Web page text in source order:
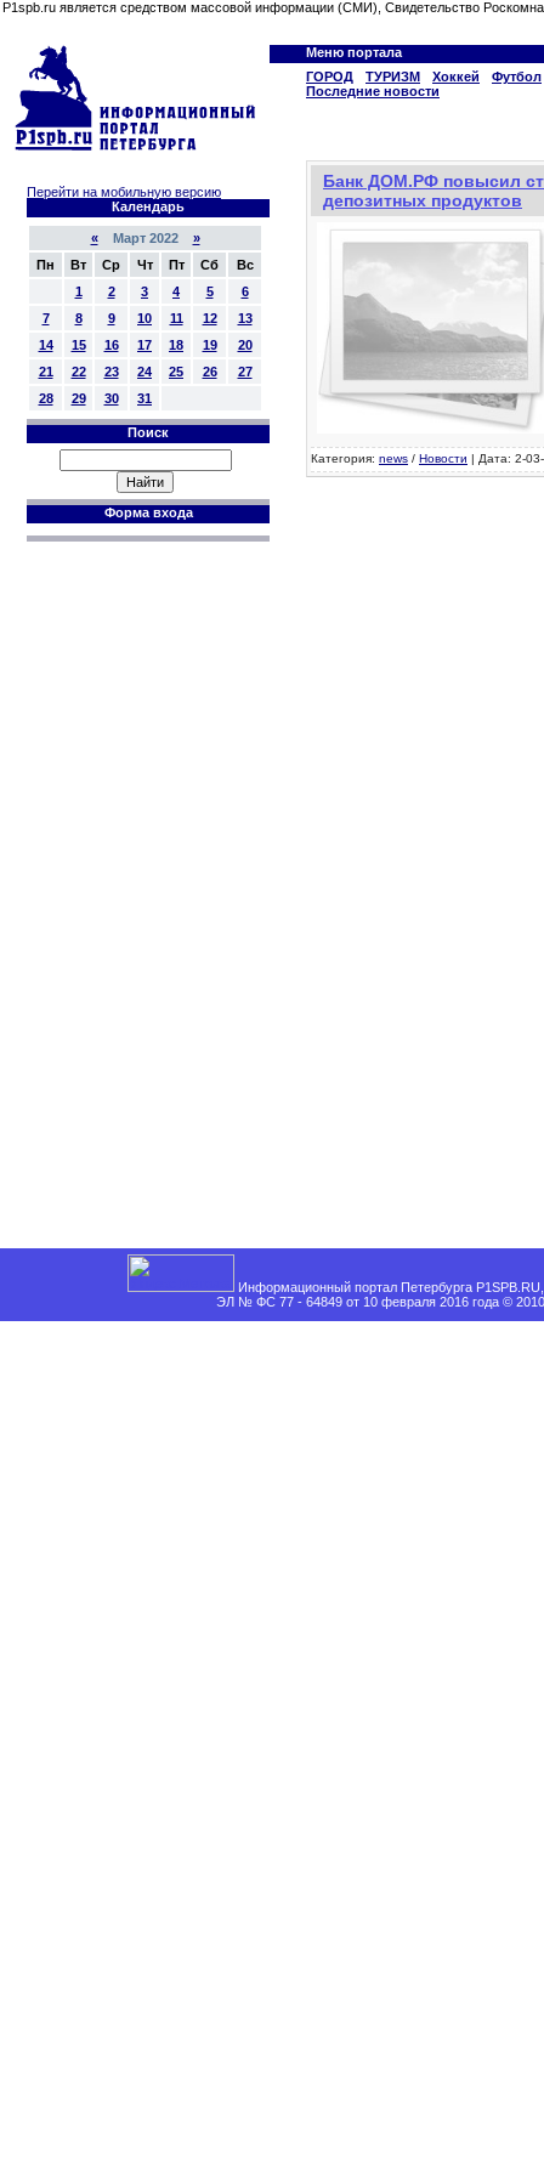
P1spb.ru является средством массовой информации (СМИ), Свидетельство
Меню портала
ГОРОД
ТУРИЗМ Хоккей
Футбол
Последние новости
Перейти на мобильную версию
Календарь
«Март 2022 »
Пн
Вт Ср Чт Пт Сб
Вс
1
2 3 4 5
6
7
8 9 10 11 12
13
14
15 16 17 18 19
20
21
22 23 24 25 26
27
28
29 30 31
Поиск
Форма входа
Банк ДОМ.РФ повысил
депозитных продуктов
Категория: news / Новости | Дата: 2-
Информационный портал Петербурга
ЭЛ № ФС 77 - 64849 от 10 февраля 2016 года ©